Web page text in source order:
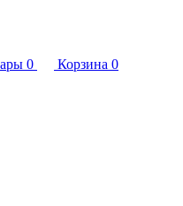
0 Корзина 0